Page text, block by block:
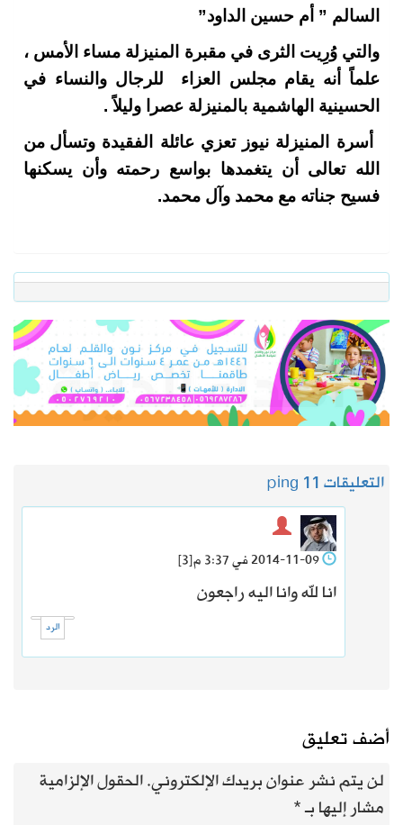
السالم ” أم حسين الداود”
والتي وُرِيت الثرى في مقبرة المنيزلة مساء الأمس ،
علماً أنه يقام مجلس العزاء للرجال والنساء في
الحسينية الهاشمية بالمنيزلة عصرا وليلاً .
أسرة المنيزلة نيوز تعزي عائلة الفقيدة وتسأل من
الله تعالى أن يتغمدها بواسع رحمته وأن يسكنها
فسيح جناته مع محمد وآل محمد.
التعليقات 1 1 ping
[3]
انا لله وانا اليه راجعون
الرد
أضف تعليق
لن يتم نشر عنوان بريدك الإلكتروني.الحقول الإلزامية
مشار إليها بـ*